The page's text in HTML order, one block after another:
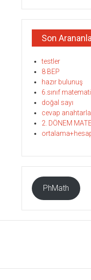
Son
testler
8 BEP
hazır bulunuş
6.sınıf
doğal sayı
cevap
2. DÖNEM
PhMath